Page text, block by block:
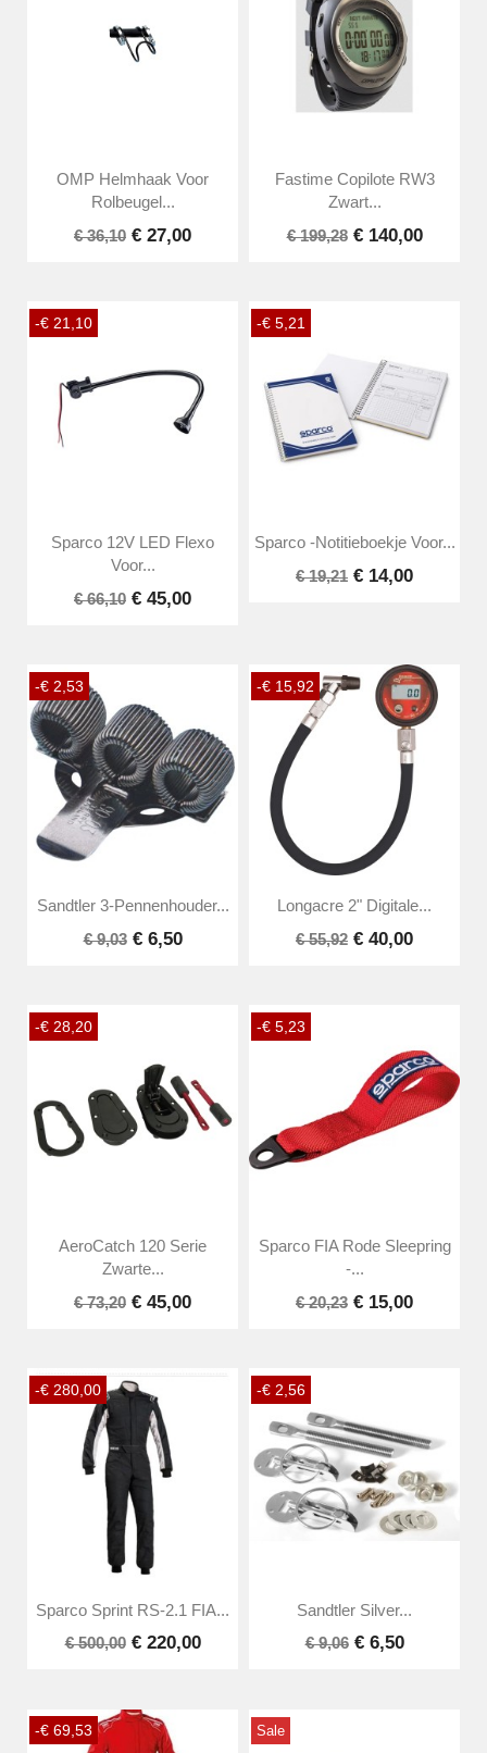
OMP Helmhaak Voor
Rolbeugel...
€ 36,10 € 27,00
Fastime Copilote RW3
Zwart...
€ 199,28 € 140,00
-€ 21,10
Sparco 12V LED Flexo
Voor...
€ 66,10 € 45,00
-€ 5,21
Sparco -notitieboekje Voor...
€ 19,21 € 14,00
-€ 2,53
Sandtler 3-Pennenhouder...
€ 9,03 € 6,50
-€ 15,92
Longacre 2" Digitale...
€ 55,92 € 40,00
-€ 28,20
AeroCatch 120 Serie
Zwarte...
€ 73,20 € 45,00
-€ 5,23
Sparco FIA Rode Sleepring
-...
€ 20,23 € 15,00
-€ 280,00
Sparco Sprint RS-2.1 FIA...
€ 500,00 € 220,00
-€ 2,56
Sandtler Silver...
€ 9,06 € 6,50
-€ 69,53 Sale